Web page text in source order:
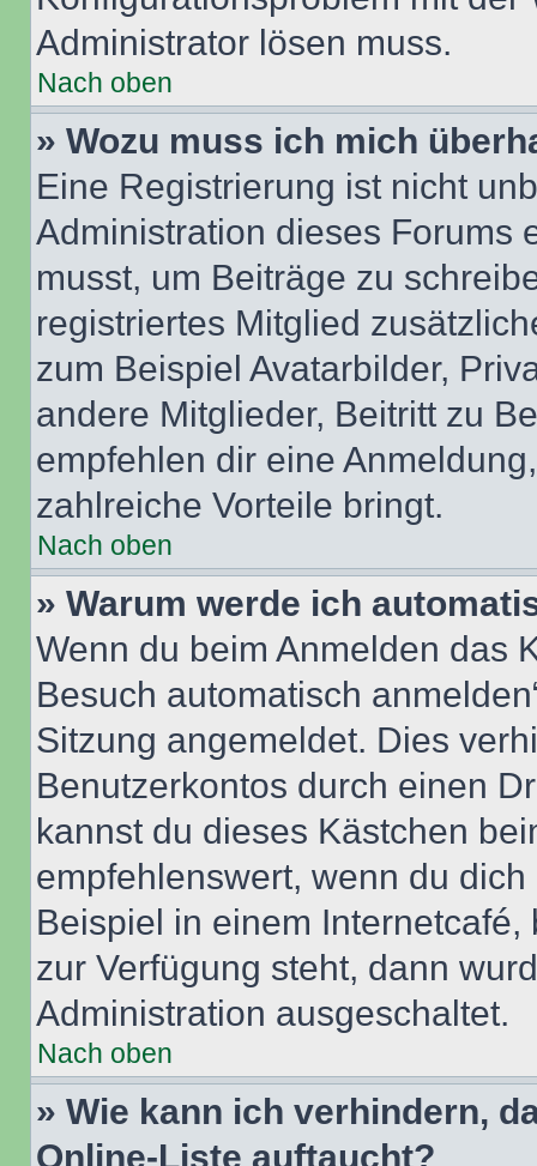
Administrator lösen muss.
Nach oben
» Wozu muss ich mich
Eine Registrierung ist nicht
Administration dieses Forums
musst, um Beiträge zu
registriertes Mitglied
zum Beispiel Avatarbilder,
andere Mitglieder, Beitritt zu
empfehlen dir eine
zahlreiche Vorteile bringt.
Nach oben
» Warum werde ich
Wenn du beim Anmelden das
Besuch automatisch
Sitzung angemeldet. Dies
Benutzerkontos durch einen
kannst du dieses Kästchen
empfehlenswert, wenn du
Beispiel in einem
zur Verfügung steht, dann
Administration ausgeschaltet.
Nach oben
» Wie kann ich verhindern,
Online-Liste auftaucht?